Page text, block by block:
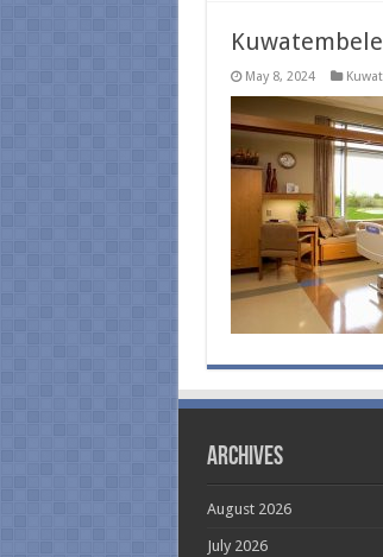
May 8, 2024
Archives
August 2026
July 2026